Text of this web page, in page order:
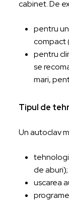
cabinet. De
pentru
compact
pentru
se
mari,
Tipul de
Un autoclav
de aburi);
uscarea